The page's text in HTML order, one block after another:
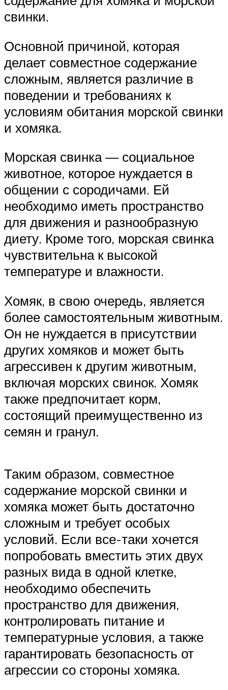
свинки.
Основной причиной, которая
делает совместное содержание
сложным, является различие в
поведении и требованиях к
условиям обитания морской свинки
и хомяка.
Морская свинка — социальное
животное, которое нуждается в
общении с сородичами. Ей
необходимо иметь пространство
для движения и разнообразную
диету. Кроме того, морская свинка
чувствительна к высокой
температуре и влажности.
Хомяк, в свою очередь, является
более самостоятельным животным.
Он не нуждается в присутствии
других хомяков и может быть
агрессивен к другим животным,
включая морских свинок. Хомяк
также предпочитает корм,
состоящий преимущественно из
семян и гранул.
Таким образом, совместное
содержание морской свинки и
хомяка может быть достаточно
сложным и требует особых
условий. Если все-таки хочется
попробовать вместить этих двух
разных вида в одной клетке,
необходимо обеспечить
пространство для движения,
контролировать питание и
температурные условия, а также
гарантировать безопасность от
агрессии со стороны хомяка.